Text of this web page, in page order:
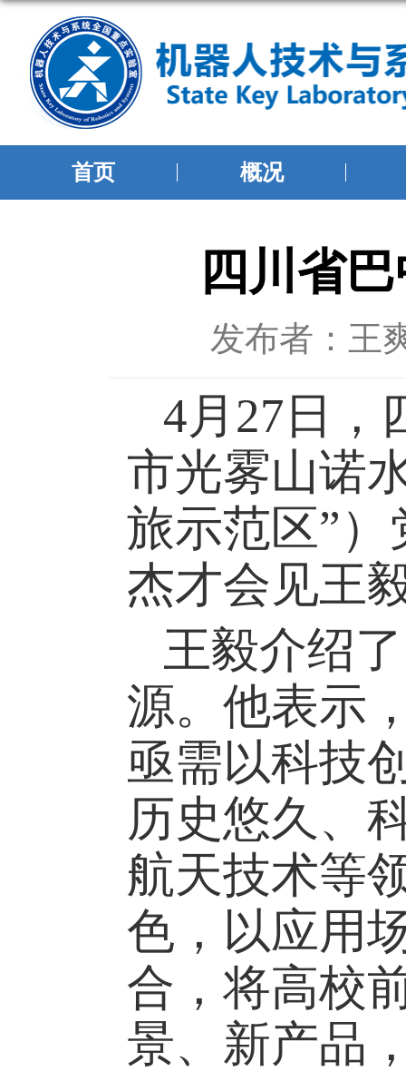
首页 概况
四川省
发布者：王
4月27日，
市光雾山诺
旅示范区”
杰才会见王
王毅介绍
源。他表示
亟需以科技
历史悠久、
航天技术等
色，以应用
合，将高校
景、新产品